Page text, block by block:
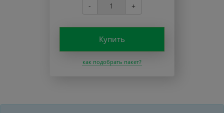
- +
Купить
как подобрать пакет?